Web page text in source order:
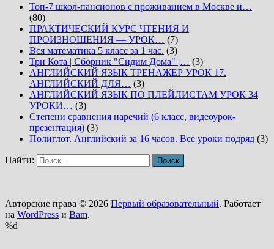
Топ-7 школ-пансионов с проживанием в Москве и…
(80)
ПРАКТИЧЕСКИЙ КУРС ЧТЕНИЯ И
ПРОИЗНОШЕНИЯ — УРОК… (7)
Вся математика 5 класс за 1 час. (3)
Три Кота | Сборник "Сидим Дома" |… (3)
АНГЛИЙСКИЙ ЯЗЫК ТРЕНАЖЕР УРОК 17.
АНГЛИЙСКИЙ ДЛЯ… (3)
АНГЛИЙСКИЙ ЯЗЫК ПО ПЛЕЙЛИСТАМ УРОК 34
УРОКИ… (3)
Степени сравнения наречий (6 класс, видеоурок-
презентация) (3)
Полиглот. Английский за 16 часов. Все уроки подряд (3)
Найти:
Авторские права © 2026 Первый образовательный. Работает
на WordPress и Bam.
%d